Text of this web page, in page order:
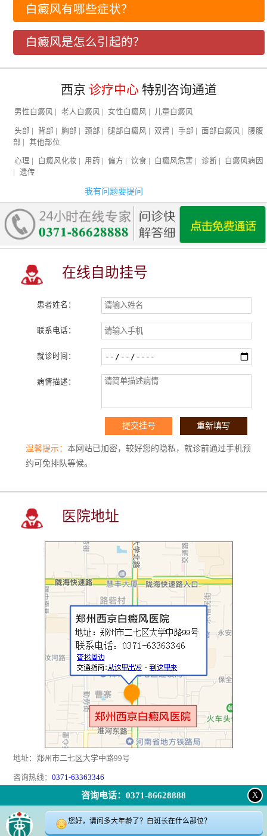
白癜风有哪些症状？
白癜风是怎么引起的？
西京 诊疗中心 特别咨询通道
男性白癜风 老人白癜风 女性白癜风 儿童白癜风
头部 | 背部 | 胸部 | 颈部 | 腿部白癜风 | 双臂 | 手部 | 面部白癜风 |
腰腹
部 | 其他部位
心理 白癜风化妆 用药 偏方 饮食 白癜风危害 诊断
白癜风病因
遗传
我有问题要提问
在线自助挂号
患者姓名：
联系电话：
就诊时间：
病情描述：
温馨提示：本网站已加密，较好您的隐私，就诊前通过手机预
约可免排队等候。
医院地址
地址：郑州市二七区大学中路99号
咨询热线：0371-63363346
返回顶部|在线问诊|电话咨询|来院路线
咨询电话：0371-86628888 X
您好，请问多大年龄了？白斑长在什么部位？